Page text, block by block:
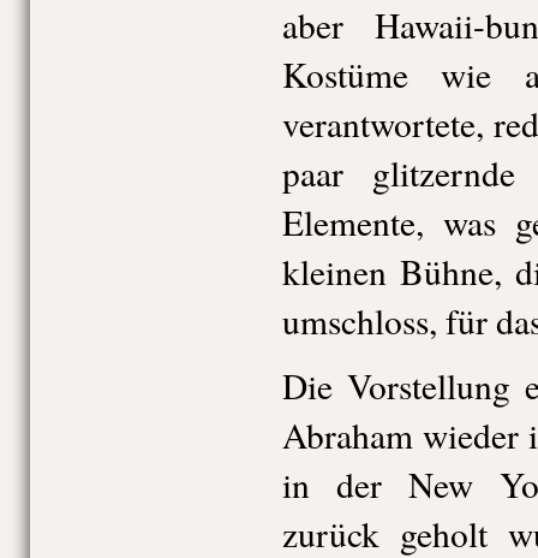
aber Hawaii-
Kostüme wie
verantwortete,
paar
Elemente, was
kleinen Bühne,
umschloss, für
Die Vorstellung
Abraham wieder
in der New
zurück geholt